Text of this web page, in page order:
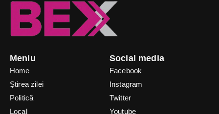
Meniu
Home
Știrea zilei
Politică
Local
Social media
Facebook
Instagram
Twitter
Youtube